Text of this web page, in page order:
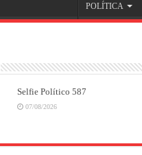
POLÍTICA
Selfie Político 587
07/08/2026